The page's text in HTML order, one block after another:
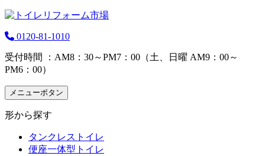
0120-81-1010
受付時間 ：AM8：30～PM7：00（土、日曜 AM9：00～
PM6：00）
メニューボタン
形から探す
タンクレストイレ
便座一体型トイレ